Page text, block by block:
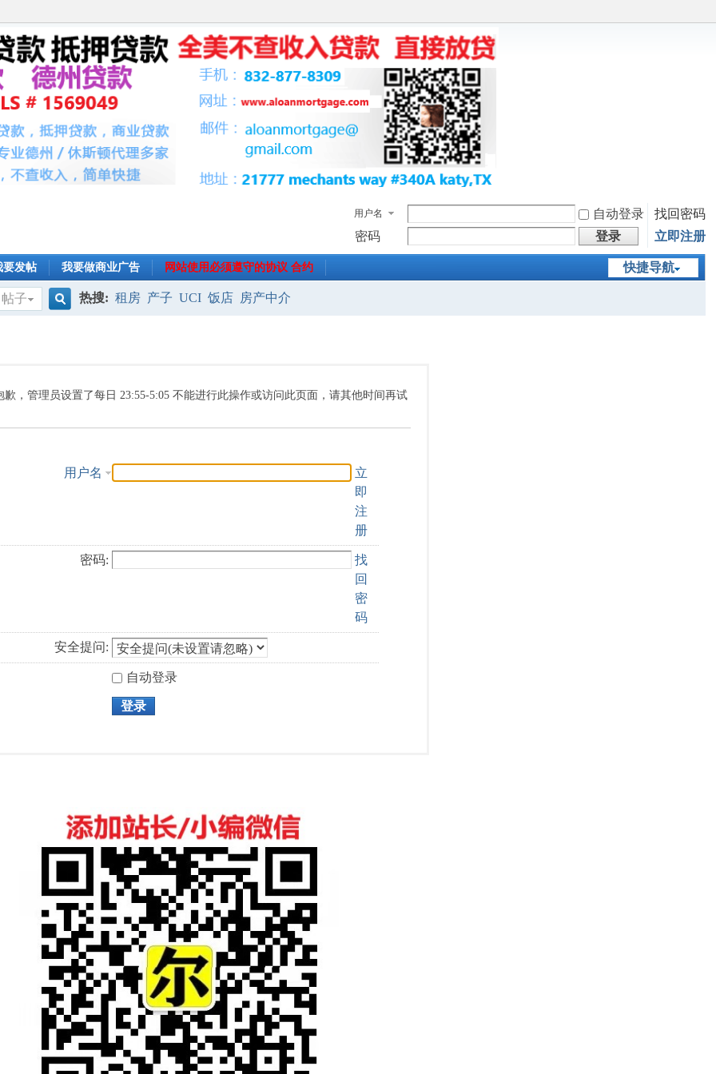
用户名 自动登录
找回密码
密码
登录 立即注册
快捷导航
要发帖 我要做商业广告 网站使用必须遵守的协议 合约
帖子
索
热搜: 租房 产子 UCI 饭店 房产中介
歉，管理员设置了每日 23:55-5:05 不能进行此操作或访问此页面，请其他时间再试
用户名
立
即
注
册
密码:
找
回
密
码
安全提问:
自动登录
登录